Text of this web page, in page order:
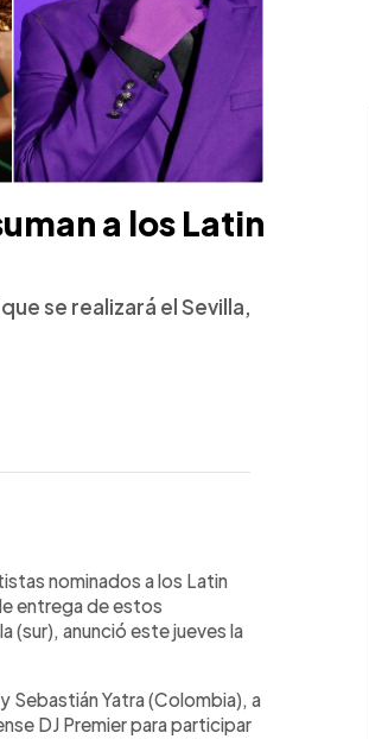
a los Latin
se realizará el Sevilla,
nominados a los Latin
entrega de estos
(sur), anunció este jueves la
Sebastián Yatra (Colombia), a
DJ Premier para participar